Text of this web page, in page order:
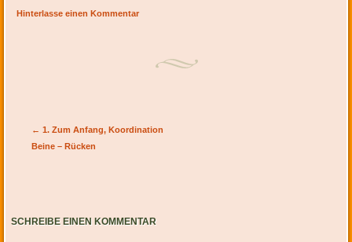
Hinterlasse einen Kommentar
Artikel-Navigation
← 1. Zum Anfang, Koordination
Beine – Rücken
SCHREIBE EINEN KOMMENTAR